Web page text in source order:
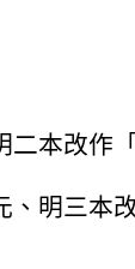
二本改作
、明三本